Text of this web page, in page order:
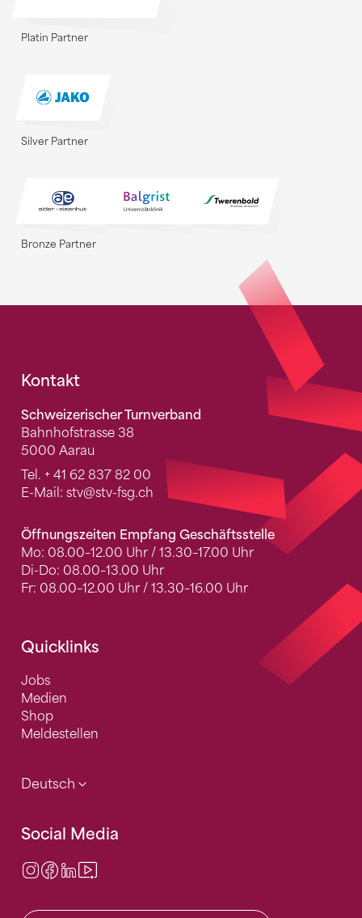
Platin Partner
Silver Partner
Bronze Partner
Fusszeile
Kontakt
Schweizerischer Turnverband
Bahnhofstrasse 38
5000 Aarau
Tel. + 41 62 837 82 00
E-Mail: stv@stv-fsg.ch
Öffnungszeiten Empfang Geschäftsstelle
Mo: 08.00–12.00 Uhr / 13.30–17.00 Uhr
Di-Do: 08.00–13.00 Uhr
Fr: 08.00–12.00 Uhr / 13.30–16.00 Uhr
Quicklinks
Jobs
Medien
Shop
Meldestellen
Deutsch
Social Media
Instagram
Facebook
LinkedIn